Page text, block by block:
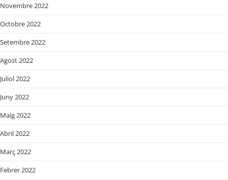
Novembre 2022
Octobre 2022
Setembre 2022
Agost 2022
Juliol 2022
Juny 2022
Maig 2022
Abril 2022
Març 2022
Febrer 2022